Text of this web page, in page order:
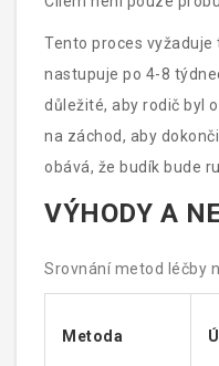
rozpoznat signál
před tím, než dojde k
Tento proces vyžaduje
nastupuje po 4-8
důležité, aby rodič byl
na záchod, aby
obává, že budík bude
moderní modely jsou
VÝHODY A
Srovnání metod léčby
Metoda